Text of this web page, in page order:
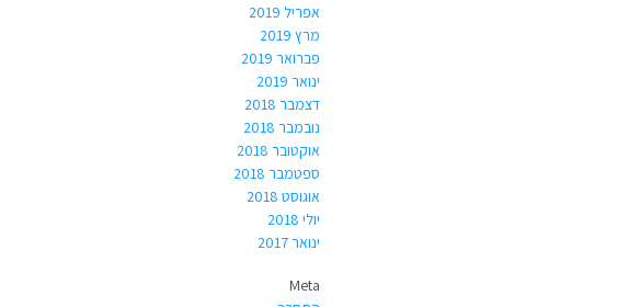
אפריל 2019
מרץ 2019
פברואר 2019
ינואר 2019
דצמבר 2018
נובמבר 2018
אוקטובר 2018
ספטמבר 2018
אוגוסט 2018
יולי 2018
ינואר 2017
Meta